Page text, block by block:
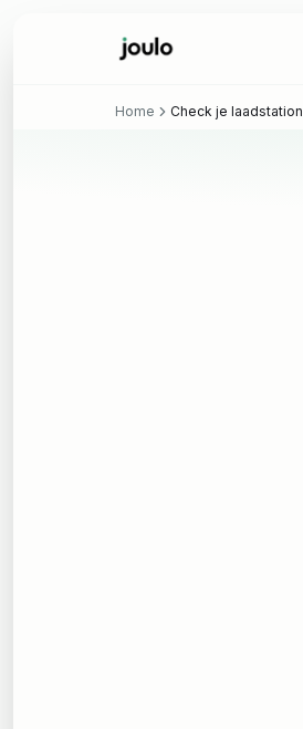
Home Check je laadstation